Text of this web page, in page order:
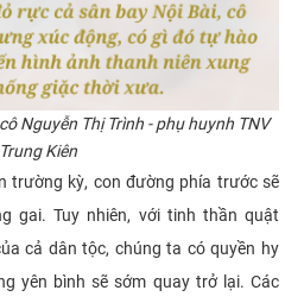
Nguyễn Thị Trình - phụ huynh TNV
Kiên
trường kỳ, con đường phía trước sẽ
gai. Tuy nhiên, với tinh thần quật
cả dân tộc, chúng ta có quyền hy
yên bình sẽ sớm quay trở lại. Các